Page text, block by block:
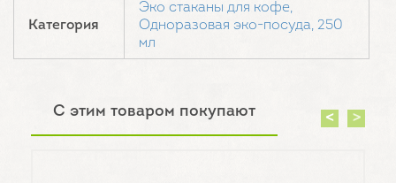
Категория
Эко стаканы для кофе,
Одноразовая эко-посуда, 250
мл
С этим товаром покупают